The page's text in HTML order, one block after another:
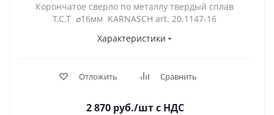
Корончатое сверло по металлу твердый сплав
Т.С.Т ⌀16мм KARNASCH art. 20.1147-16
Характеристики
Отложить Сравнить
2 870руб./штс НДС